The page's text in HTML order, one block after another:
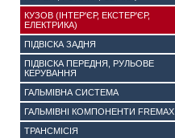
КУЗОВ (ІНТЕР'ЄР, ЕКСТЕР'ЄР,
ЕЛЕКТРИКА)
ПІДВІСКА ЗАДНЯ
ПІДВІСКА ПЕРЕДНЯ, РУЛЬОВЕ
КЕРУВАННЯ
ГАЛЬМІВНА СИСТЕМА
ГАЛЬМІВНІ КОМПОНЕНТИ FREMAX
ТРАНСМІСІЯ